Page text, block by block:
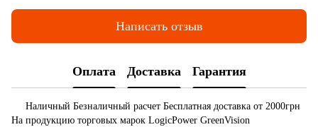
Написать отзыв
Оплата Доставка Гарантия
Наличный Безналичный расчет Бесплатная доставка от 2000грн
На продукцию торговых марок LogicPower GreenVision